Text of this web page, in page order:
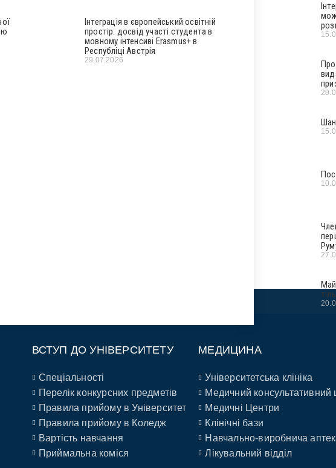
Інтеграція в європейський освітній
простір: досвід участі студента в
мовному інтенсиві Erasmus+ в
Республіці Австрія
29.07.2026
ВСТУП ДО УНІВЕРСИТЕТУ
Спеціальності
Перелік конкурсних предметів
Правила прийому в Університет
Правила прийому в Коледж
Вартість навчання
Приймальна коміся
МЕДИЦИНА
Університетська клініка
Медичний консультативний
Медичні Центри
Клінічні бази
Навчально-виробнича
Лікувальний відділ